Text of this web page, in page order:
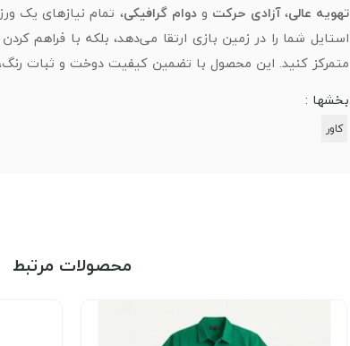
تهویه عالی،آزادی حرکت ودوام گرافیکی، تمام نیازهای یک
استایل شما را در زمین بازی ارتقا می‌دهد، بلکه با فراهم
متمرکز کنید. این محصول با تضمین کیفیت دوخت و ثبات
بخشها :
کاور
محصولات مرتبط